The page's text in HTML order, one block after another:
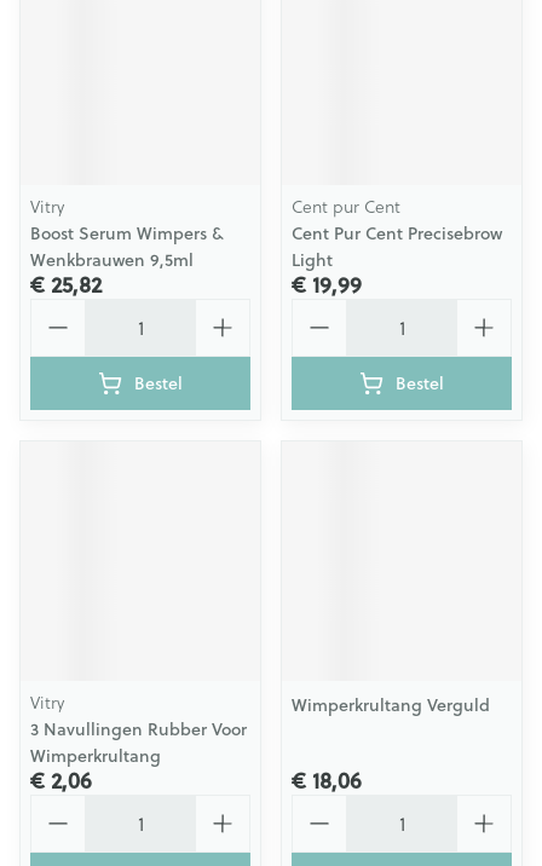
Vitry
Boost Serum Wimpers &
Wenkbrauwen 9,5ml
€ 25,82
Bestel
Cent pur Cent
Cent Pur Cent Precisebrow
Light
€ 19,99
Bestel
Vitry
3 Navullingen Rubber Voor
Wimperkrultang
€ 2,06
Wimperkrultang Verguld
€ 18,06